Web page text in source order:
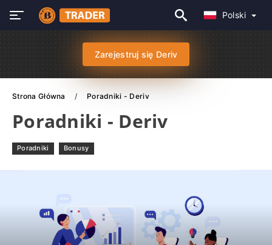
Polski
Zarejestruj się Deriv
Strona Główna Poradniki - Deriv
Poradniki - Deriv
Poradniki Bonusy